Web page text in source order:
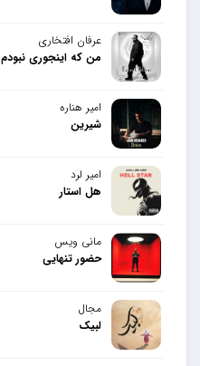
عرفان افتخاری
من که اینجوری نبودم
امیر هناره
شیرین
امیر لرد
هل استار
مانی ویس
حضور تنهایی
مجال
لبیک